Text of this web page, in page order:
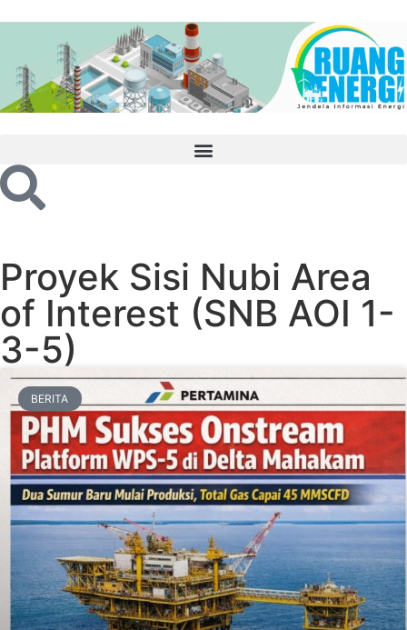
Proyek Sisi Nubi Area
of Interest (SNB AOI 1-
3-5)
BERITA